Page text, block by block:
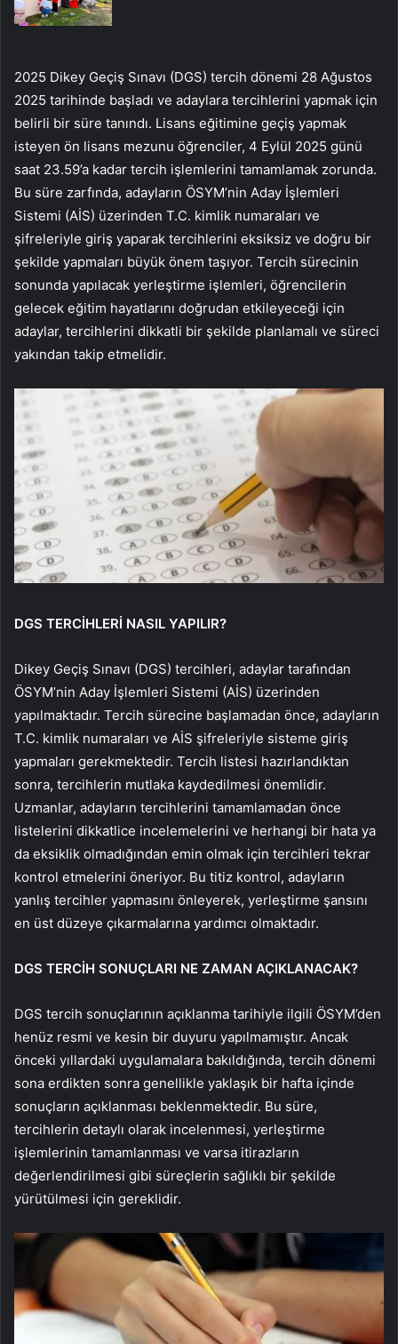
2025 Dikey Geçiş Sınavı (DGS) tercih dönemi 28 Ağustos
2025 tarihinde başladı ve adaylara tercihlerini yapmak için
belirli bir süre tanındı. Lisans eğitimine geçiş yapmak
isteyen ön lisans mezunu öğrenciler, 4 Eylül 2025 günü
saat 23.59’a kadar tercih işlemlerini tamamlamak zorunda.
Bu süre zarfında, adayların ÖSYM’nin Aday İşlemleri
Sistemi (AİS) üzerinden T.C. kimlik numaraları ve
şifreleriyle giriş yaparak tercihlerini eksiksiz ve doğru bir
şekilde yapmaları büyük önem taşıyor. Tercih sürecinin
sonunda yapılacak yerleştirme işlemleri, öğrencilerin
gelecek eğitim hayatlarını doğrudan etkileyeceği için
adaylar, tercihlerini dikkatli bir şekilde planlamalı ve süreci
yakından takip etmelidir.
DGS TERCİHLERİ NASIL YAPILIR?
Dikey Geçiş Sınavı (DGS) tercihleri, adaylar tarafından
ÖSYM’nin Aday İşlemleri Sistemi (AİS) üzerinden
yapılmaktadır. Tercih sürecine başlamadan önce, adayların
T.C. kimlik numaraları ve AİS şifreleriyle sisteme giriş
yapmaları gerekmektedir. Tercih listesi hazırlandıktan
sonra, tercihlerin mutlaka kaydedilmesi önemlidir.
Uzmanlar, adayların tercihlerini tamamlamadan önce
listelerini dikkatlice incelemelerini ve herhangi bir hata ya
da eksiklik olmadığından emin olmak için tercihleri tekrar
kontrol etmelerini öneriyor. Bu titiz kontrol, adayların
yanlış tercihler yapmasını önleyerek, yerleştirme şansını
en üst düzeye çıkarmalarına yardımcı olmaktadır.
DGS TERCİH SONUÇLARI NE ZAMAN AÇIKLANACAK?
DGS tercih sonuçlarının açıklanma tarihiyle ilgili ÖSYM’den
henüz resmi ve kesin bir duyuru yapılmamıştır. Ancak
önceki yıllardaki uygulamalara bakıldığında, tercih dönemi
sona erdikten sonra genellikle yaklaşık bir hafta içinde
sonuçların açıklanması beklenmektedir. Bu süre,
tercihlerin detaylı olarak incelenmesi, yerleştirme
işlemlerinin tamamlanması ve varsa itirazların
değerlendirilmesi gibi süreçlerin sağlıklı bir şekilde
yürütülmesi için gereklidir.